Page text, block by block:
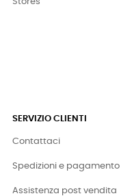
SERVIZIO CLIENTI
Contattaci
Spedizioni e pagamento
Assistenza post vendita